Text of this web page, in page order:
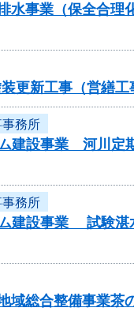
水事業（保全合
更新工事（営繕
務所
建設事業 河川定
務所
建設事業 試験
域総合整備事業